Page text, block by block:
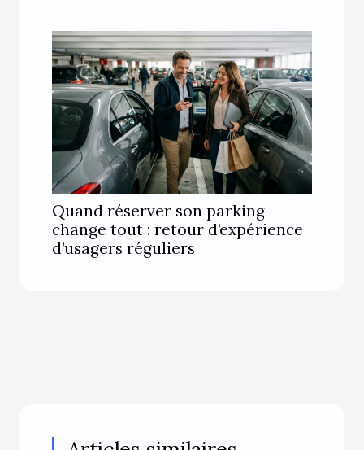
Quand réserver son parking
change tout : retour d’expérience
d’usagers réguliers